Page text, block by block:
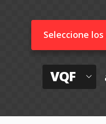
Seleccione
VQF